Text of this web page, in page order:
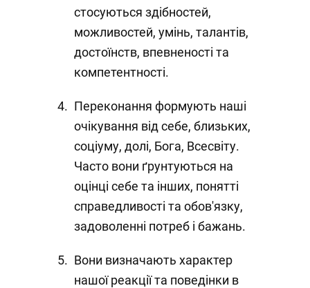
стосуються здібностей,
можливостей, умінь, талантів,
достоїнств, впевненості та
компетентності.
Переконання формують наші
очікування від себе, близьких,
соціуму, долі, Бога, Всесвіту.
Часто вони ґрунтуються на
оцінці себе та інших, понятті
справедливості та обов'язку,
задоволенні потреб і бажань.
Вони визначають характер
нашої реакції та поведінки в